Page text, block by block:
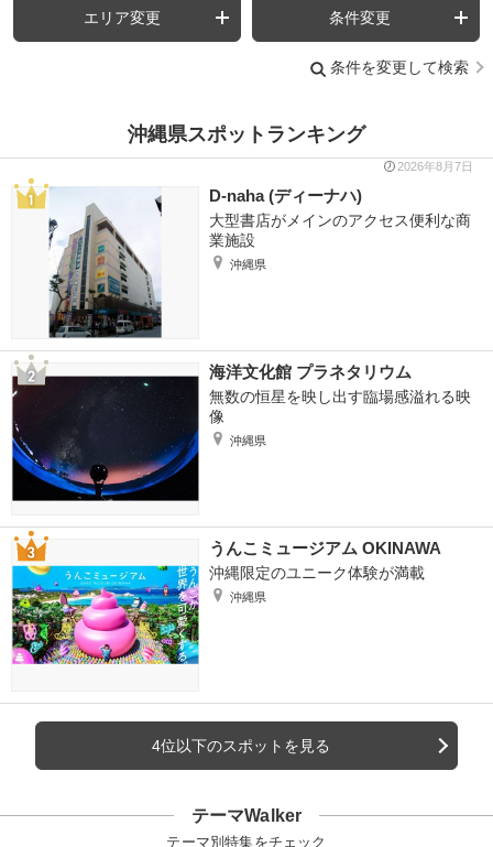
エリア変更 条件変更
条件を変更して検索
沖縄県スポットランキング
2026年8月7日
D-naha (ディーナハ)
大型書店がメインのアクセス便利な商
業施設
沖縄県
海洋文化館 プラネタリウム
無数の恒星を映し出す臨場感溢れる映
像
沖縄県
うんこミュージアム OKINAWA
沖縄限定のユニーク体験が満載
沖縄県
4位以下のスポットを見る
テーマWalker
テーマ別特集をチェック